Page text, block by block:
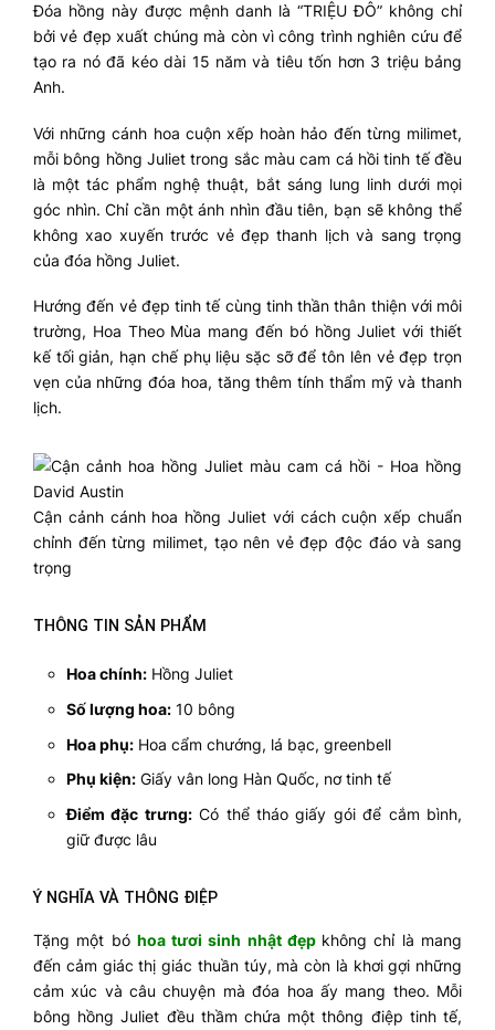
Đóa hồng này được mệnh danh là “TRIỆU ĐÔ” không chỉ
bởi vẻ đẹp xuất chúng mà còn vì công trình nghiên cứu để
tạo ra nó đã kéo dài 15 năm và tiêu tốn hơn 3 triệu bảng
Anh.
Với những cánh hoa cuộn xếp hoàn hảo đến từng milimet,
mỗi bông hồng Juliet trong sắc màu cam cá hồi tinh tế đều
là một tác phẩm nghệ thuật, bắt sáng lung linh dưới mọi
góc nhìn. Chỉ cần một ánh nhìn đầu tiên, bạn sẽ không thể
không xao xuyến trước vẻ đẹp thanh lịch và sang trọng
của đóa hồng Juliet.
Hướng đến vẻ đẹp tinh tế cùng tinh thần thân thiện với môi
trường, Hoa Theo Mùa mang đến bó hồng Juliet với thiết
kế tối giản, hạn chế phụ liệu sặc sỡ để tôn lên vẻ đẹp trọn
vẹn của những đóa hoa, tăng thêm tính thẩm mỹ và thanh
lịch.
Cận cảnh cánh hoa hồng Juliet với cách cuộn xếp chuẩn
chỉnh đến từng milimet, tạo nên vẻ đẹp độc đáo và sang
trọng
THÔNG TIN SẢN PHẨM
Hoa chính: Hồng Juliet
Số lượng hoa: 10 bông
Hoa phụ: Hoa cẩm chướng, lá bạc, greenbell
Phụ kiện: Giấy vân long Hàn Quốc, nơ tinh tế
Điểm đặc trưng:Có thể tháo giấy gói để cắm bình,
giữ được lâu
Ý NGHĨA VÀ THÔNG ĐIỆP
Tặng một bó hoa tươi sinh nhật đẹp không chỉ là mang
đến cảm giác thị giác thuần túy, mà còn là khơi gợi những
cảm xúc và câu chuyện mà đóa hoa ấy mang theo. Mỗi
bông hồng Juliet đều thầm chứa một thông điệp tinh tế,